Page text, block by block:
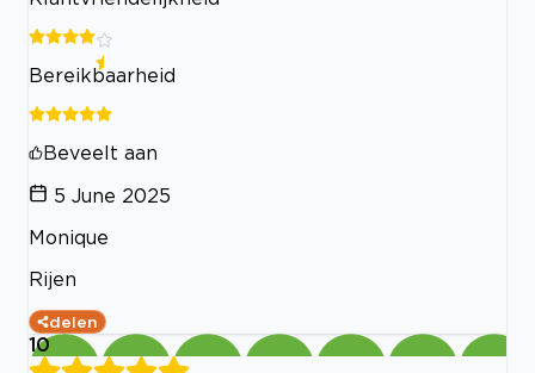
Bereikbaarheid
Beveelt aan
5 June 2025
Monique
Rijen
delen
10